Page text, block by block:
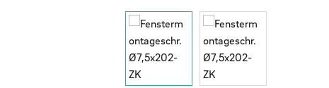
Bildergalerie überspringen